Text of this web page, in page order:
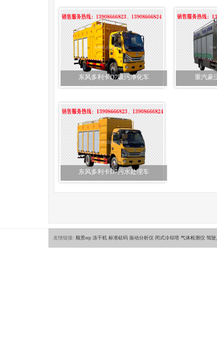
东风多利卡D7吸污净化车 重汽豪
东风多利卡D7污水处理车
友情链接: 顺景erp 冻干机 标准砝码 振动分析仪 闭式冷却塔 气体检测仪 驾驶